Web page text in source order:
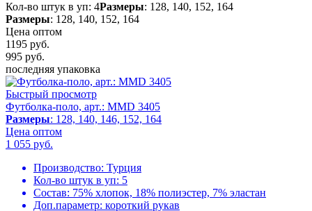
Кол-во штук в уп: 4Размеры: 128, 140, 152, 164
Размеры: 128, 140, 152, 164
Цена оптом
1195 руб.
995 руб.
последняя упаковка
Быстрый просмотр
Футболка-поло, арт.: MMD 3405
Размеры: 128, 140, 146, 152, 164
Цена оптом
1 055 руб.
Производство: Турция
Кол-во штук в уп: 5
Состав: 75% хлопок, 18% полиэстер, 7% эластан
Доп.параметр: короткий рукав